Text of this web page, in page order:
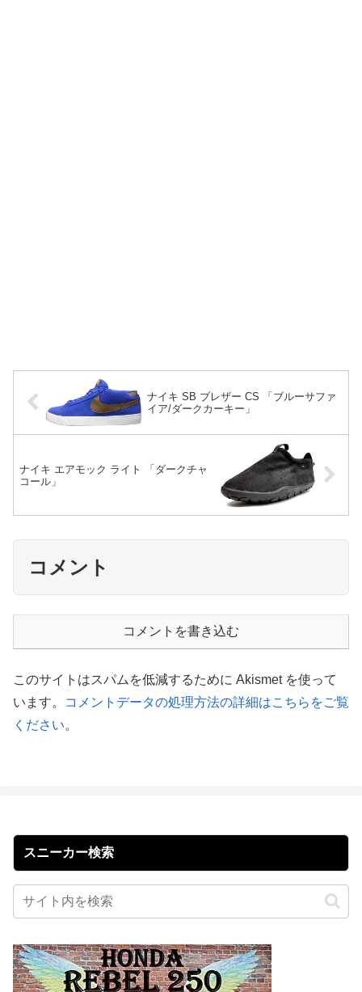
ナイキ SB ブレザー CS 「ブルーサファ
イア/ダークカーキー」
ナイキ エアモック ライト 「ダークチャ
コール」
コメント
コメントを書き込む
このサイトはスパムを低減するために Akismet を使って
います。
コメントデータの処理方法の詳細はこちらをご覧
ください。
スニーカー検索